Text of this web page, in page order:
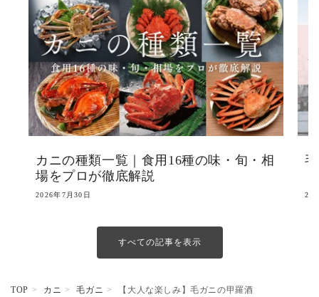
カニの種類一覧｜食用16種の味・旬・相
場をプロが徹底解説
2026年7月30日
すべての記事を表示
TOP カニ 毛ガニ 【大人な楽しみ】毛ガニの甲羅酒